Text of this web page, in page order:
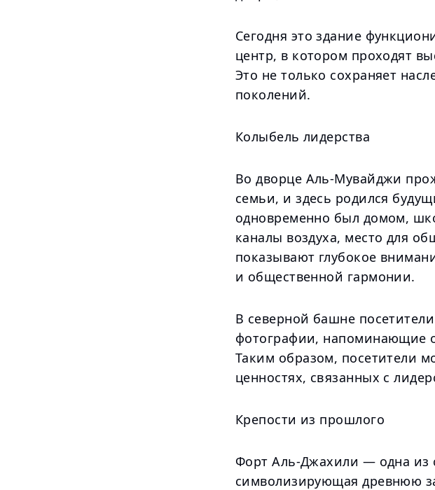
Сегодня это здание
центр, в котором проходят
Это не только сохраняет
поколений.
Колыбель лидерства
Во дворце Аль-Мувайджи
семьи, и здесь родился
одновременно был домом,
каналы воздуха, место для
показывают глубокое
и общественной гармонии.
В северной башне
фотографии, напоминающие
Таким образом, посетители
ценностях, связанных с
Крепости из прошлого
Форт Аль-Джахили — одна из
символизирующая древнюю